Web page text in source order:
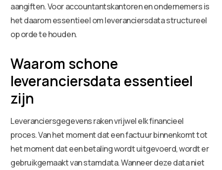
aangiften. Voor accountantskantoren en ondernemers is
het daarom essentieel om leveranciersdata structureel
op orde te houden.
Waarom schone
leveranciersdata essentieel
zijn
Leveranciersgegevens raken vrijwel elk financieel
proces. Van het moment dat een factuur binnenkomt tot
het moment dat een betaling wordt uitgevoerd, wordt er
gebruikgemaakt van stamdata. Wanneer deze data niet